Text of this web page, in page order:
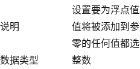
说明
设置要为浮点
值将被添加到
零的任何值都
数据类型
整数